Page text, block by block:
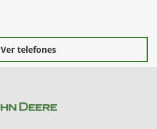
Ver telefones